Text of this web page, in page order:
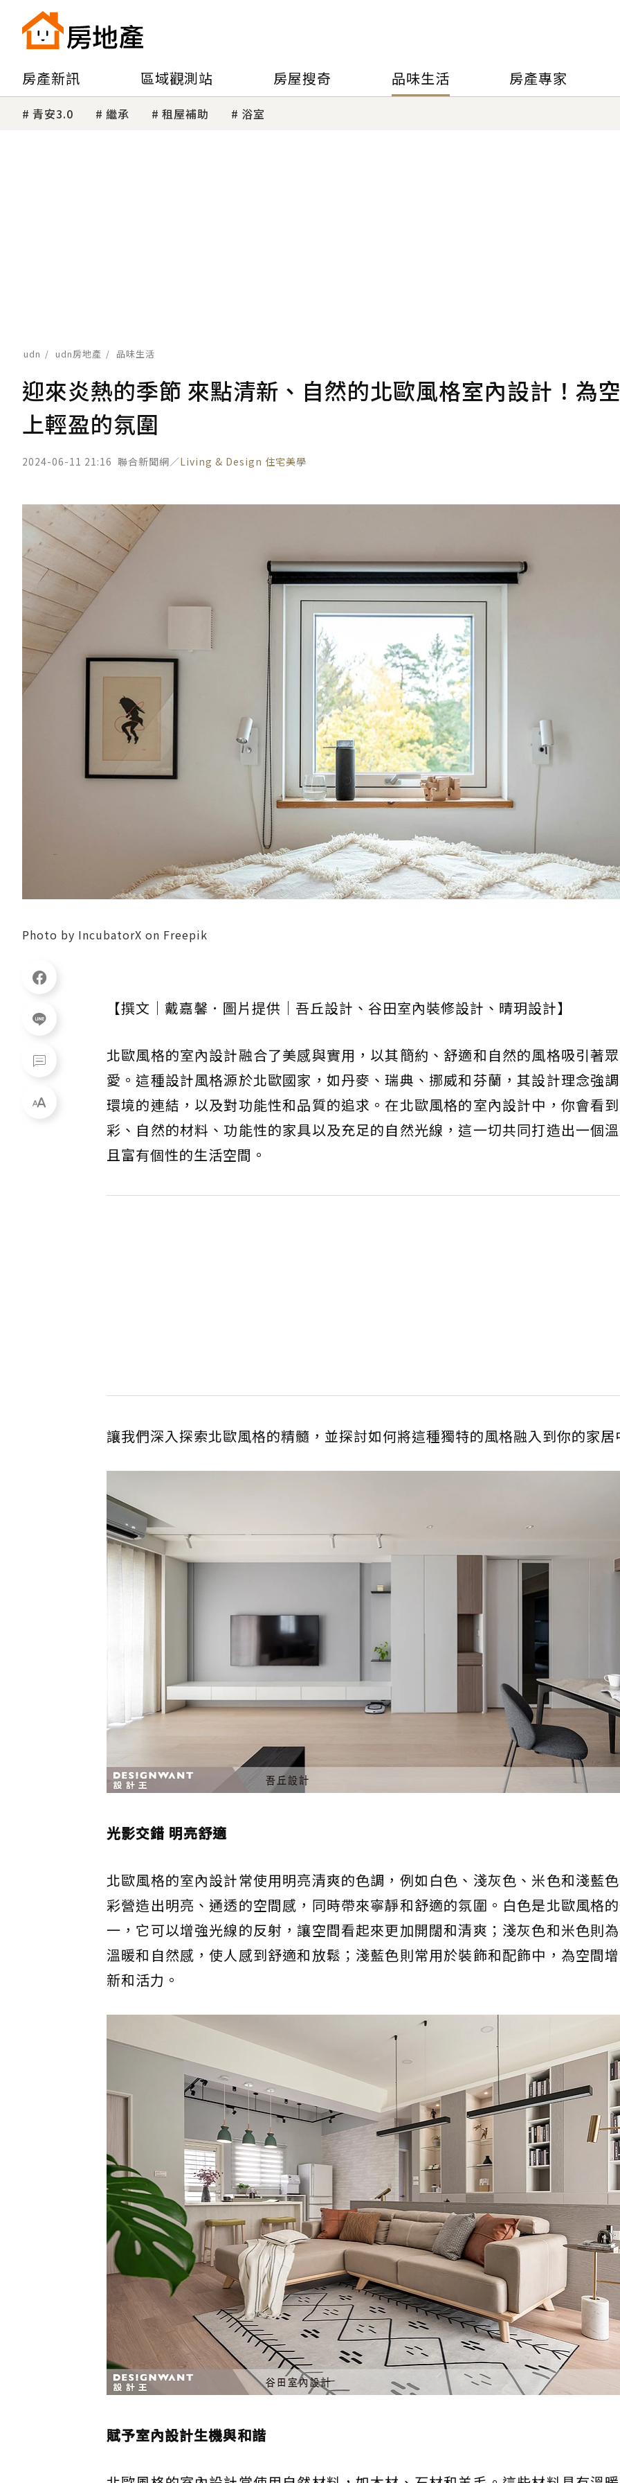
房產新訊 區域觀測站 房屋搜奇 品味生活 房產專家
青安3.0 繼承 租屋補助 浴室
udn udn房地產 品味生活
迎來炎熱的季節 來點清新、自然的北歐風格室內設計！為
上輕盈的氛圍
2024-06-11 21:16 聯合新聞網／Living & Design 住宅美學
Photo by IncubatorX on Freepik
【撰文｜戴嘉馨．圖片提供｜吾丘設計、谷田室內裝修設計、晴玥設計】
北歐風格的室內設計融合了美感與實用，以其簡約、舒適和自然的風格吸引著
愛。這種設計風格源於北歐國家，如丹麥、瑞典、挪威和芬蘭，其設計理念強
環境的連結，以及對功能性和品質的追求。在北歐風格的室內設計中，你會看
彩、自然的材料、功能性的家具以及充足的自然光線，這一切共同打造出一個
且富有個性的生活空間。
讓我們深入探索北歐風格的精髓，並探討如何將這種獨特的風格融入到你的家居
光影交錯 明亮舒適
北歐風格的室內設計常使用明亮清爽的色調，例如白色、淺灰色、米色和淺藍
彩營造出明亮、通透的空間感，同時帶來寧靜和舒適的氛圍。白色是北歐風格
一，它可以增強光線的反射，讓空間看起來更加開闊和清爽；淺灰色和米色則
溫暖和自然感，使人感到舒適和放鬆；淺藍色則常用於裝飾和配飾中，為空間
新和活力。
賦予室內設計生機與和諧